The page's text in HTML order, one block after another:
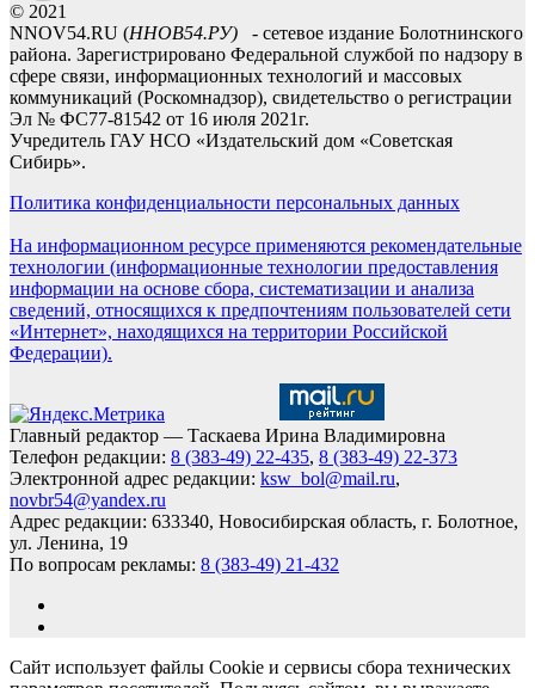
© 2021
NNOV54.RU (ННОВ54.РУ) - сетевое издание Болотнинского
района. Зарегистрировано Федеральной службой по надзору в
сфере связи, информационных технологий и массовых
коммуникаций (Роскомнадзор), свидетельство о регистрации
Эл № ФС77-81542 от 16 июля 2021г.
Учредитель ГАУ НСО «Издательский дом «Советская
Сибирь».
Политика конфиденциальности персональных данных
На информационном ресурсе применяются рекомендательные
технологии (информационные технологии предоставления
информации на основе сбора, систематизации и анализа
сведений, относящихся к предпочтениям пользователей сети
«Интернет», находящихся на территории Российской
Федерации).
Главный редактор — Таскаева Ирина Владимировна
Телефон редакции: 8 (383-49) 22-435, 8 (383-49) 22-373
Электронной адрес редакции: ksw_bol@mail.ru,
novbr54@yandex.ru
Адрес редакции: 633340, Новосибирская область, г. Болотное,
ул. Ленина, 19
По вопросам рекламы: 8 (383-49) 21-432
Сайт использует файлы Cookie и сервисы сбора технических